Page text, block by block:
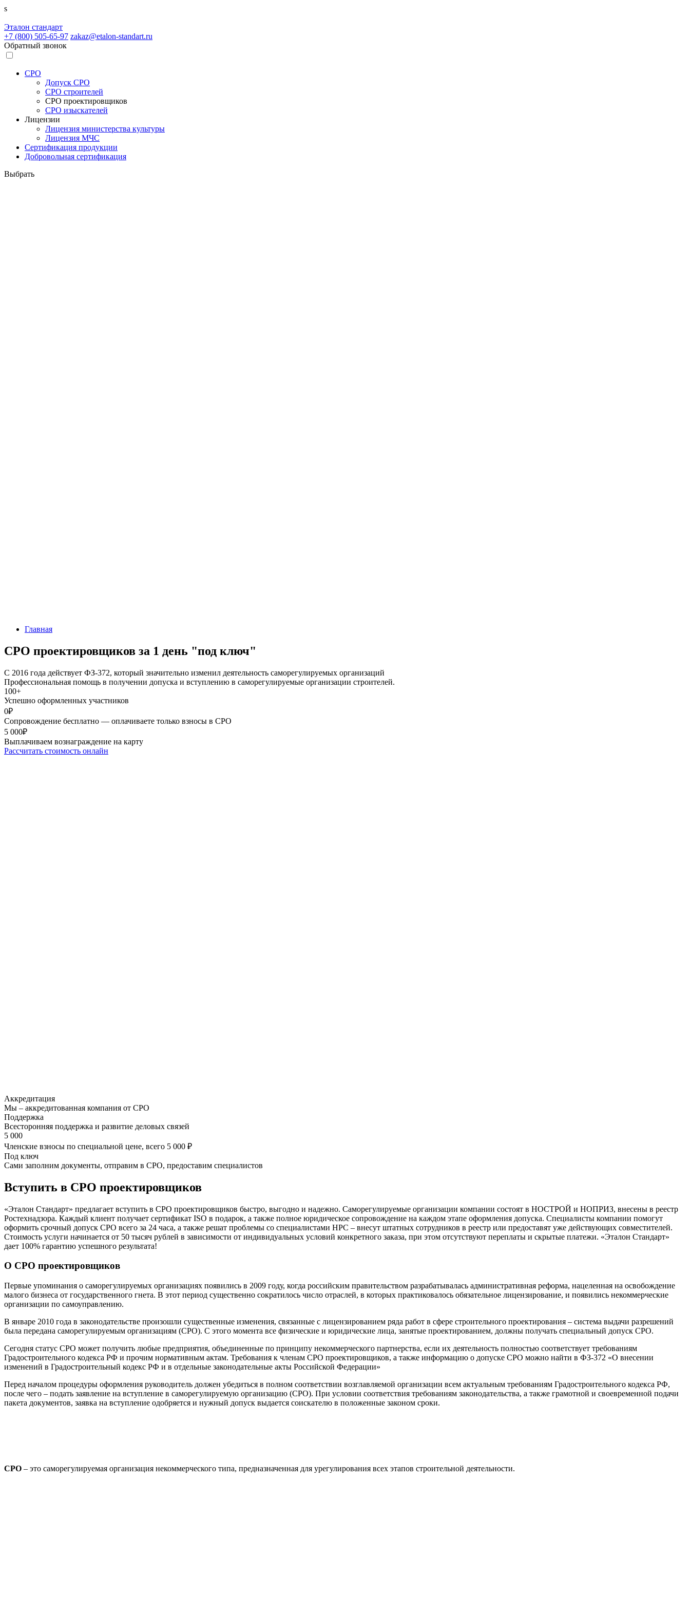
s
Эталон стандарт
+7 (800) 505-65-97 zakaz@etalon-standart.ru
Обратный звонок
СРО
Допуск СРО
СРО строителей
СРО проектировщиков
СРО изыскателей
Лицензии
Лицензия министерства культуры
Лицензия МЧС
Сертификация продукции
Добровольная сертификация
Выбрать
Главная
СРО проектировщиков за 1 день "под ключ"
С 2016 года действует ФЗ-372, который значительно изменил деятельность саморегулируемых организаций
Профессиональная помощь в получении допуска и вступлению в саморегулируемые организации строителей.
100+
Успешно оформленных участников
0₽
Сопровождение бесплатно — оплачиваете только взносы в СРО
5 000₽
Выплачиваем вознаграждение на карту
Рассчитать стоимость онлайн
Аккредитация
Мы – аккредитованная компания от СРО
Поддержка
Всесторонняя поддержка и развитие деловых связей
5 000
Членские взносы по специальной цене, всего 5 000 ₽
Под ключ
Сами заполним документы, отправим в СРО, предоставим специалистов
Вступить в СРО проектировщиков
«Эталон Стандарт» предлагает вступить в СРО проектировщиков быстро, выгодно и надежно. Саморегулируемые организации компании состоят в НОСТРОЙ и НОПРИЗ, внесены в реестр
Ростехнадзора. Каждый клиент получает сертификат ISO в подарок, а также полное юридическое сопровождение на каждом этапе оформления допуска. Специалисты компании помогут
оформить срочный допуск СРО всего за 24 часа, а также решат проблемы со специалистами НРС – внесут штатных сотрудников в реестр или предоставят уже действующих совместителей.
Стоимость услуги начинается от 50 тысяч рублей в зависимости от индивидуальных условий конкретного заказа, при этом отсутствуют переплаты и скрытые платежи. «Эталон Стандарт»
дает 100% гарантию успешного результата!
О СРО проектировщиков
Первые упоминания о саморегулируемых организациях появились в 2009 году, когда российским правительством разрабатывалась административная реформа, нацеленная на освобождение
малого бизнеса от государственного гнета. В этот период существенно сократилось число отраслей, в которых практиковалось обязательное лицензирование, и появились некоммерческие
организации по самоуправлению.
В январе 2010 года в законодательстве произошли существенные изменения, связанные с лицензированием ряда работ в сфере строительного проектирования – система выдачи разрешений
была передана саморегулируемым организациям (СРО). С этого момента все физические и юридические лица, занятые проектированием, должны получать специальный допуск СРО.
Сегодня статус СРО может получить любые предприятия, объединенные по принципу некоммерческого партнерства, если их деятельность полностью соответствует требованиям
Градостроительного кодекса РФ и прочим нормативным актам. Требования к членам СРО проектировщиков, а также информацию о допуске СРО можно найти в ФЗ-372 «О внесении
изменений в Градостроительный кодекс РФ и в отдельные законодательные акты Российской Федерации»
Перед началом процедуры оформления руководитель должен убедиться в полном соответствии возглавляемой организации всем актуальным требованиям Градостроительного кодекса РФ,
после чего – подать заявление на вступление в саморегулируемую организацию (СРО). При условии соответствия требованиям законодательства, а также грамотной и своевременной подачи
пакета документов, заявка на вступление одобряется и нужный допуск выдается соискателю в положенные законом сроки.
СРО – это саморегулируемая организация некоммерческого типа, предназначенная для урегулирования всех этапов строительной деятельности.